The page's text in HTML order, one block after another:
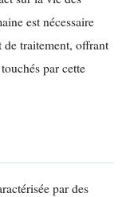
est nécessaire
de traitement, offrant
par cette
par des